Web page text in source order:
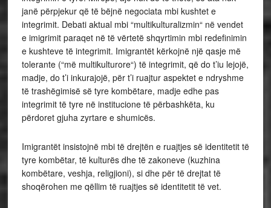
janë përpjekur që të bëjnë negociata mbi kushtet e
integrimit. Debati aktual mbi “multikulturalizmin“ në vendet
e imigrimit paraqet në të vërtetë shqyrtimin mbi redefinimin
e kushteve të integrimit. Imigrantët kërkojnë një qasje më
tolerante (“më multikulturore“) të integrimit, që do t’iu lejojë,
madje, do t’i inkurajojë, për t’i ruajtur aspektet e ndryshme
të trashëgimisë së tyre kombëtare, madje edhe pas
integrimit të tyre në institucione të përbashkëta, ku
përdoret gjuha zyrtare e shumicës.
Imigrantët insistojnë mbi të drejtën e ruajtjes së identitetit të
tyre kombëtar, të kulturës dhe të zakoneve (kuzhina
kombëtare, veshja, religjioni), si dhe për të drejtat të
shoqërohen me qëllim të ruajtjes së identitetit të vet.